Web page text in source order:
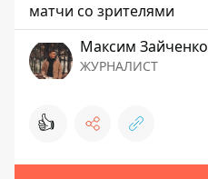
матчи со зрителями
Максим Зайченко
ЖУРНАЛИСТ
👍